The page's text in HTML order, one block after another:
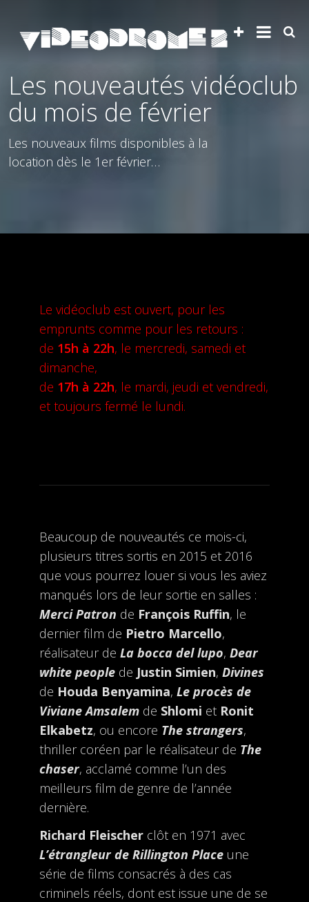
Les nouveautés vidéoclub
du mois de février
Les nouveaux films disponibles à la
location dès le 1er février…
Le vidéoclub est ouvert, pour les
emprunts comme pour les retours :
de 15h à 22h, le mercredi, samedi et
dimanche,
de 17h à 22h, le mardi, jeudi et vendredi,
et toujours fermé le lundi.
Beaucoup de nouveautés ce mois-ci,
plusieurs titres sortis en 2015 et 2016
que vous pourrez louer si vous les aviez
manqués lors de leur sortie en salles :
Merci Patron de François Ruffin, le
dernier film de Pietro Marcello,
réalisateur de La bocca del lupo, Dear
white people de Justin Simien, Divines
de Houda Benyamina, Le procès de
Viviane Amsalem de Shlomi et Ronit
Elkabetz, ou encore The strangers,
thriller coréen par le réalisateur de The
chaser, acclamé comme l’un des
meilleurs film de genre de l’année
dernière.
Richard Fleischerclôt en 1971 avec
L’étrangleur de Rillington Place une
série de films consacrés à des cas
criminels réels, dont est issue une de se